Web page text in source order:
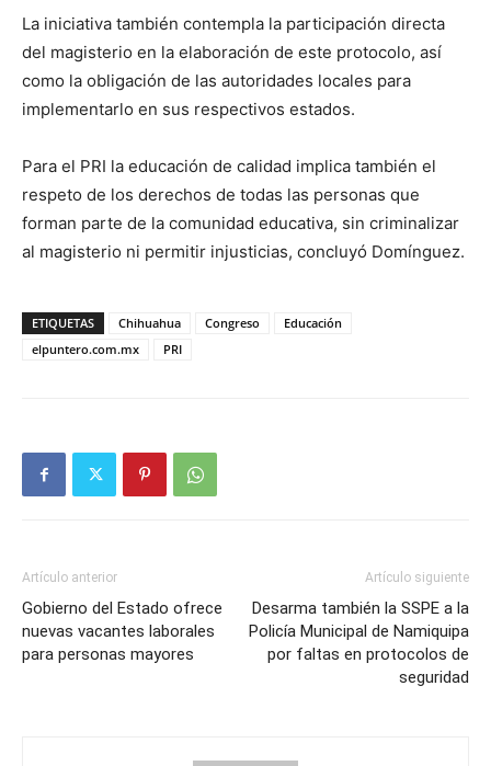
La iniciativa también contempla la participación directa
del magisterio en la elaboración de este protocolo, así
como la obligación de las autoridades locales para
implementarlo en sus respectivos estados.
Para el PRI la educación de calidad implica también el
respeto de los derechos de todas las personas que
forman parte de la comunidad educativa, sin criminalizar
al magisterio ni permitir injusticias, concluyó Domínguez.
ETIQUETAS Chihuahua Congreso
Educación
elpuntero.com.mx
PRI
Artículo anterior
Gobierno del Estado ofrece
nuevas vacantes laborales
para personas mayores
Artículo siguiente
Desarma también la SSPE a la
Policía Municipal de Namiquipa
por faltas en protocolos de
seguridad